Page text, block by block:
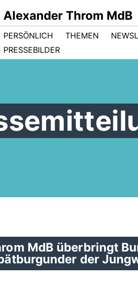
Alexander Throm MdB
PERSÖNLICH THEMEN
PRESSEBILDER
MdB überbringt
der